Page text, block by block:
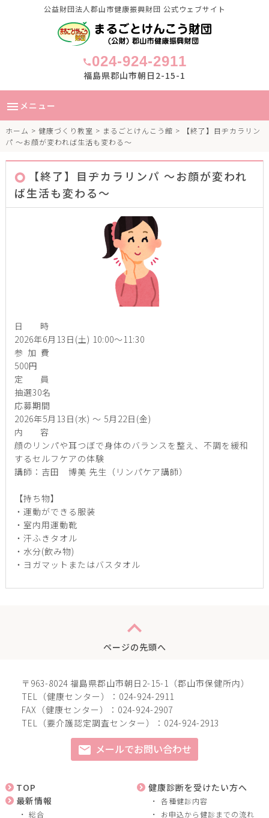
公益財団法人郡山市健康振興財団 公式ウェブサイト
call024-924-2911
福島県郡山市朝日2-15-1
menu メニュー
ホーム > 健康づくり教室 > まるごとけんこう館 > 【終了】目ヂカラリン
パ ～お顔が変われば生活も変わる～
【終了】目ヂカラリンパ ～お顔が変われ
ば生活も変わる～
日
時
2026年6月13日(土) 10:00～11:30
参 加 費
500円
定
員
抽選30名
応募期間
2026年5月13日(水) ～ 5月22日(金)
内
容
顔のリンパや耳つぼで身体のバランスを整え、不調を緩和
するセルフケアの体験
講師：吉田 博美 先生（リンパケア講師）
【持ち物】
・運動ができる服装
・室内用運動靴
・汗ふきタオル
・水分(飲み物)
・ヨガマットまたはバスタオル
expand_less
ページの先頭へ
〒963-8024 福島県郡山市朝日2-15-1（郡山市保健所内）
TEL（健康センター）：024-924-2911
FAX（健康センター）：024-924-2907
TEL（要介護認定調査センター）：024-924-2913
mail メールでお問い合わせ
TOP
最新情報
総合
健康診断を受けたい方へ
各種健診内容
お申込から健診までの流れ